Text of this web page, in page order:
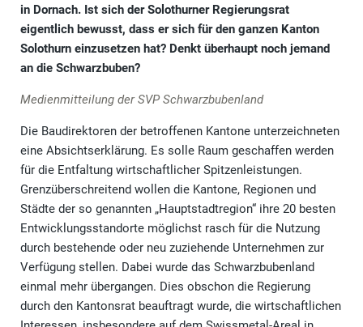
in Dornach. Ist sich der Solothurner Regierungsrat
eigentlich bewusst, dass er sich für den ganzen Kanton
Solothurn einzusetzen hat? Denkt überhaupt noch jemand
an die Schwarzbuben?
Medienmitteilung der SVP Schwarzbubenland
Die Baudirektoren der betroffenen Kantone unterzeichneten
eine Absichtserklärung. Es solle Raum geschaffen werden
für die Entfaltung wirtschaftlicher Spitzenleistungen.
Grenzüberschreitend wollen die Kantone, Regionen und
Städte der so genannten „Hauptstadtregion“ ihre 20 besten
Entwicklungsstandorte möglichst rasch für die Nutzung
durch bestehende oder neu zuziehende Unternehmen zur
Verfügung stellen. Dabei wurde das Schwarzbubenland
einmal mehr übergangen. Dies obschon die Regierung
durch den Kantonsrat beauftragt wurde, die wirtschaftlichen